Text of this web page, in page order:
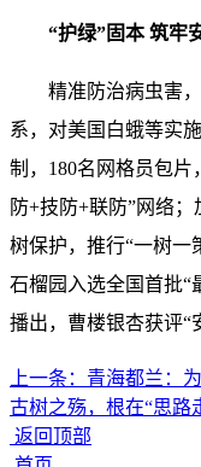
“护绿”固本 筑牢
精准防治病虫害
系，对美国白蛾等实
制，180名网格员包片
防+技防+联防”网络
树保护，推行“一树一
石榴园入选全国首批“
播出，曹楼银杏获评“
上一条： 青海都兰：
古树之殇，根在“思路
返回顶部